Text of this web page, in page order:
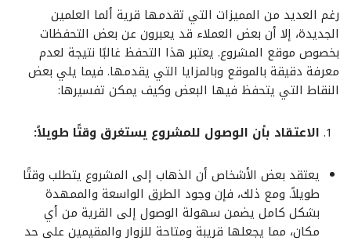
رغم العديد من المميزات التي تقدمها قرية ألما العلمين
الجديدة، إلا أن بعض العملاء قد يعبرون عن بعض التحفظات
بخصوص موقع المشروع. يعتبر هذا التحفظ غالبًا نتيجة لعدم
معرفة دقيقة بالموقع وبالمزايا التي يقدمها. فيما يلي بعض
النقاط التي يتحفظ فيها البعض وكيف يمكن تفسيرها:
الاعتقاد بأن الوصول للمشروع يستغرق وقتًا طويلاً:
يعتقد بعض الأشخاص أن الذهاب إلى المشروع يتطلب وقتًا
طويلاً. ومع ذلك، فإن وجود الطرق الواسعة والممهدة
بشكل كامل يضمن سهولة الوصول إلى القرية من أي
مكان، مما يجعلها قريبة ومتاحة للزوار والمقيمين على حد